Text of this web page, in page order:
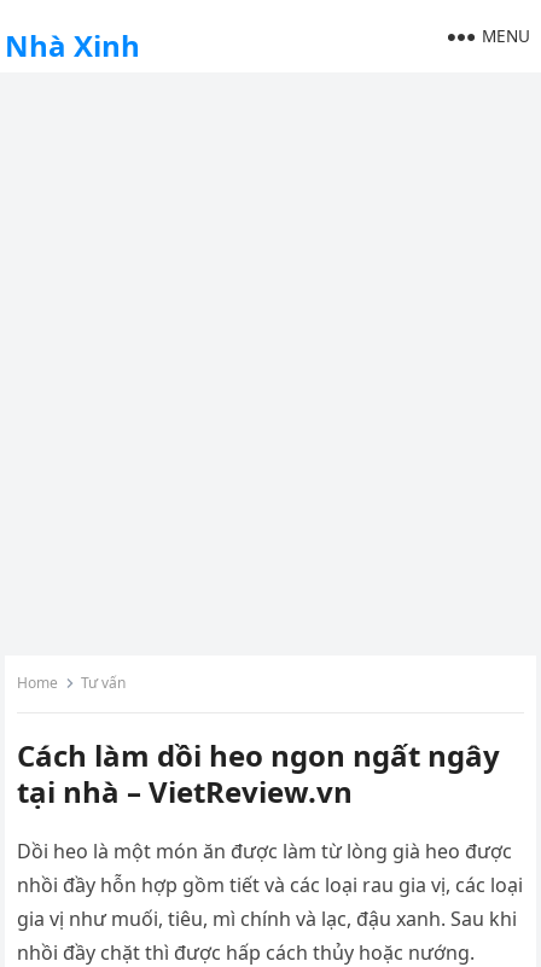
Nhà Xinh MENU
Home Tư vấn
Cách làm dồi heo ngon ngất ngây
tại nhà – VietReview.vn
Dồi heo là một món ăn được làm từ lòng già heo được
nhồi đầy hỗn hợp gồm tiết và các loại rau gia vị, các loại
gia vị như muối, tiêu, mì chính và lạc, đậu xanh. Sau khi
nhồi đầy chặt thì được hấp cách thủy hoặc nướng.